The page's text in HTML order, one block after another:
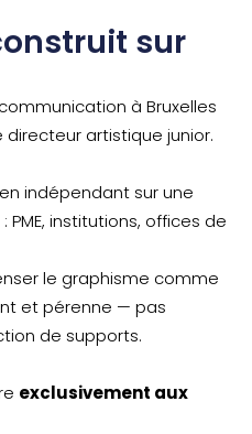
sur
à Bruxelles
directeur artistique junior.
indépendant sur une
institutions, offices de
le graphisme comme
et pérenne — pas
de supports.
exclusivement aux